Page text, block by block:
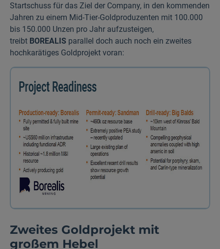
Startschuss für das Ziel der Company, in den kommenden
Jahren zu einem Mid-Tier-Goldproduzenten mit 100.000
bis 150.000 Unzen pro Jahr aufzusteigen,
treibt BOREALIS parallel doch auch noch ein zweites
hochkarätiges Goldprojekt voran:
Zweites Goldprojekt mit
großem Hebel